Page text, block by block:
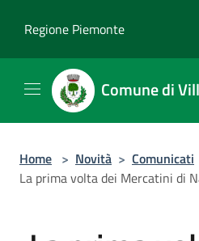
Regione Piemonte
Comune di
Home > Novità > Comunicati
La prima volta dei Mercatini di